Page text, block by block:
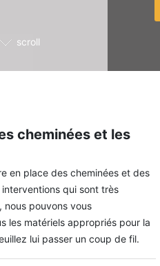
scroll
cheminées et les
en place des cheminées et des
qui sont très
nous pouvons vous
les matériels appropriés pour la
lui passer un coup de fil.